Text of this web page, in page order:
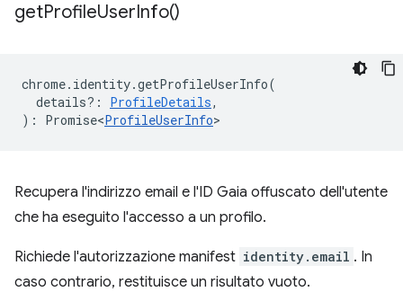
getProfileUserInfo()
chrome. identity.getProfileUserInfo(
details? : ProfileDetails,
) : Promise<ProfileUserInfo>
Recupera l'indirizzo email e l'ID Gaia offuscato dell'utente
che ha eseguito l'accesso a un profilo.
Richiede l'autorizzazione manifest identity.email . In
caso contrario, restituisce un risultato vuoto.